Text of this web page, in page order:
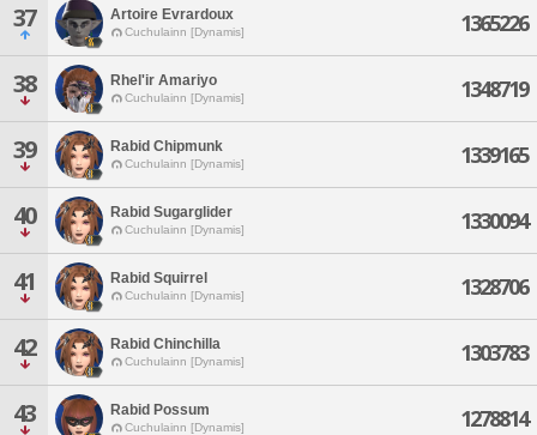
37 Artoire Evrardoux
Cuchulainn [Dynamis] 1365226
38 Rhel'ir Amariyo
Cuchulainn [Dynamis] 1348719
39 Rabid Chipmunk
Cuchulainn [Dynamis] 1339165
40 Rabid Sugarglider
Cuchulainn [Dynamis] 1330094
41 Rabid Squirrel
Cuchulainn [Dynamis] 1328706
42 Rabid Chinchilla
Cuchulainn [Dynamis] 1303783
43 Rabid Possum
Cuchulainn [Dynamis] 1278814